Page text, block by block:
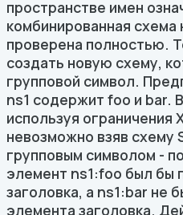
пространстве имен
комбинированная
проверена полностью.
создать новую схему,
групповой символ.
ns1 содержит foo и bar.
используя ограничения
невозможно взяв схему
групповым символом -
элемент ns1:foo был бы
заголовка, а ns1:bar не
элемента заголовка.